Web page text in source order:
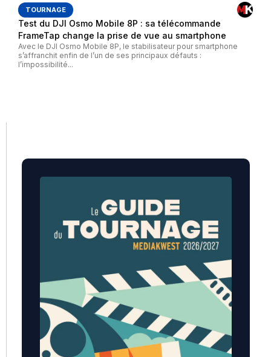
TOURNAGE
Test du DJI Osmo Mobile 8P : sa télécommande
FrameTap change la prise de vue au smartphone
Avec le DJI Osmo Mobile 8P, le stabilisateur pour smartphone
s’affranchit enfin de l’un de ses principaux défauts :
l’impossibilité...